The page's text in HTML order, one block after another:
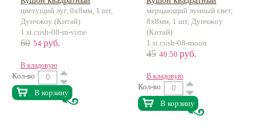
Лучистый
цветущий луг, 8х8мм, 1 шт,
Дунчжоу (Китай)
1.st.cush-08-m-vime
60 54 руб.
В кладовую
Кол-во
В корзину
мерцающий лунный свет,
8х8мм, 1 шт, Дунчжоу
(Китай)
1.st.cush-08-moon
45 40.50 руб.
В кладовую
Кол-во
В корзину